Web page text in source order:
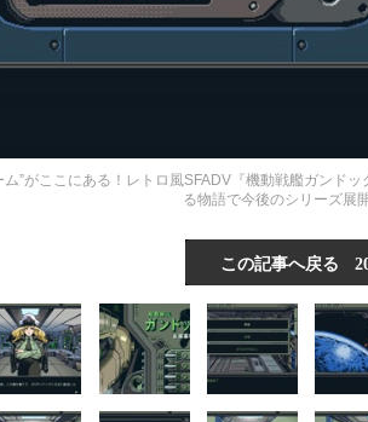
ム”がここにある！レトロ風SFADV『機動戦艦ガンド
る物語で今後のシリーズ展
この記事へ戻る